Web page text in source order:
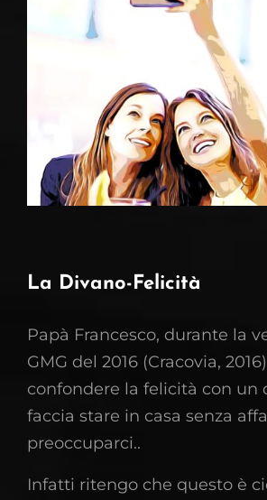
La Divano-Felicità
Papà Francesco, durante la
GMG del 2016 (Cracovia,
confondere la felicità con un
faccia stare in casa senza
preoccuparci..
Infatti ritengo che questo è